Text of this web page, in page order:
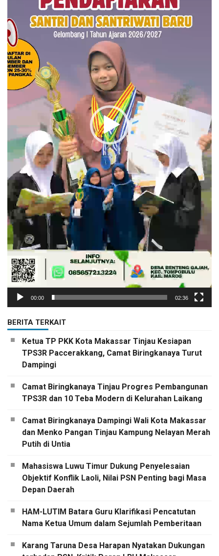
00:00 02:36
BERITA TERKAIT
Ketua TP PKK Kota Makassar Tinjau Kesiapan
TPS3R Paccerakkang, Camat Biringkanaya Turut
Dampingi
Camat Biringkanaya Tinjau Progres Pembangunan
TPS3R dan 10 Teba Modern di Kelurahan Laikang
Camat Biringkanaya Dampingi Wali Kota Makassar
dan Menko Pangan Tinjau Kampung Nelayan Merah
Putih di Untia
Mahasiswa Luwu Timur Dukung Penyelesaian
Objektif Konflik Laoli, Nilai PSN Penting bagi Masa
Depan Daerah
HAM-LUTIM Batara Guru Klarifikasi Pencatutan
Nama Ketua Umum dalam Sejumlah Pemberitaan
Karang Taruna Desa Harapan Nyatakan Dukungan